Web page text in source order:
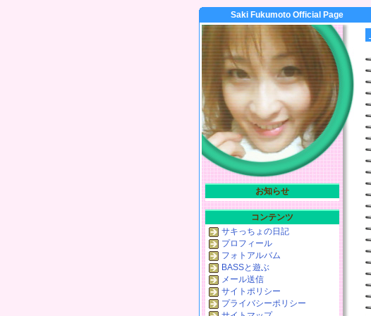
Saki Fukumoto Official Page
お知らせ
コンテンツ
サキっちょの日記
プロフィール
フォトアルバム
BASSと遊ぶ
メール送信
サイトポリシー
プライバシーポリシー